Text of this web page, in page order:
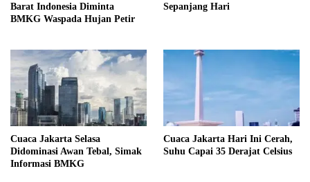
Barat Indonesia Diminta
BMKG Waspada Hujan Petir
Sepanjang Hari
Cuaca Jakarta Selasa
Didominasi Awan Tebal, Simak
Informasi BMKG
Cuaca Jakarta Hari Ini Cerah,
Suhu Capai 35 Derajat Celsius